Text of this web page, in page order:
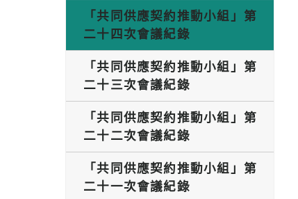
「共同供應契約推動小組」第
二十四次會議紀錄
「共同供應契約推動小組」第
二十三次會議紀錄
「共同供應契約推動小組」第
二十二次會議紀錄
「共同供應契約推動小組」第
二十一次會議紀錄